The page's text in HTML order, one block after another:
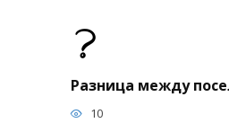
Разница между
10